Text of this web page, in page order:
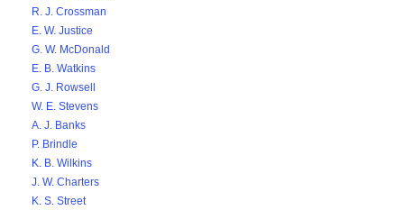
R. J. Crossman
E. W. Justice
G. W. McDonald
E. B. Watkins
G. J. Rowsell
W. E. Stevens
A. J. Banks
P. Brindle
K. B. Wilkins
J. W. Charters
K. S. Street